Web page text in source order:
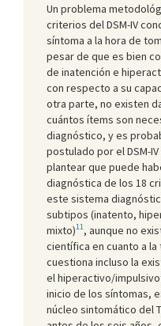
Un problema
criterios del DSM-IV
síntoma a la hora de
pesar de que es bien
de inatención e
con respecto a su
otra parte, no existen
cuántos ítems son
diagnóstico, y es
postulado por el DSM-
plantear que puede
diagnóstica de los 18
este sistema
subtipos (inatento,
mixto)11, aunque no
científica en cuanto a
cuestiona incluso la
el hiperactivo/impulsivo
inicio de los síntomas,
núcleo sintomático del